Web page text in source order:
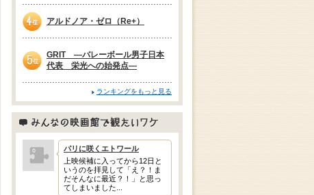
3位
4位
アルドノア・ゼロ（Re+）
GRIT —バレーボール男子日本
代表 栄光への始発点—
ランキングをもっと見る
みんなの映画館で観たいワケ
パリに咲くエトワール
上映候補に入ってから12日と
いうのを拝見して「え？！ま
だそんなに最近？！」と思っ
てしまいました...